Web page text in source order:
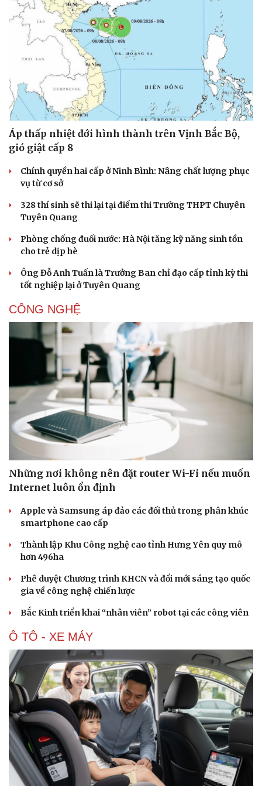
Văn hóa
Sân khấu - Điện ảnh
Văn học
Âm nhạc
Di sản
Nghệ sĩ
Thời trang
Sao Việt
Áp thấp nhiệt đới hình thành trên Vịnh Bắc Bộ,
gió giật cấp 8
Chính quyền hai cấp ở Ninh Bình: Nâng chất lượng phục
vụ từ cơ sở
328 thí sinh sẽ thi lại tại điểm thi Trường THPT Chuyên
Tuyên Quang
Phòng chống đuối nước: Hà Nội tăng kỹ năng sinh tồn
cho trẻ dịp hè
Ông Đỗ Anh Tuấn là Trưởng Ban chỉ đạo cấp tỉnh kỳ thi
tốt nghiệp lại ở Tuyên Quang
CÔNG NGHỆ
Những nơi không nên đặt router Wi-Fi nếu muốn
Internet luôn ổn định
Apple và Samsung áp đảo các đối thủ trong phân khúc
smartphone cao cấp
Thành lập Khu Công nghệ cao tỉnh Hưng Yên quy mô
hơn 496ha
Phê duyệt Chương trình KHCN và đổi mới sáng tạo quốc
gia về công nghệ chiến lược
Bắc Kinh triển khai “nhân viên” robot tại các công viên
Ô TÔ - XE MÁY